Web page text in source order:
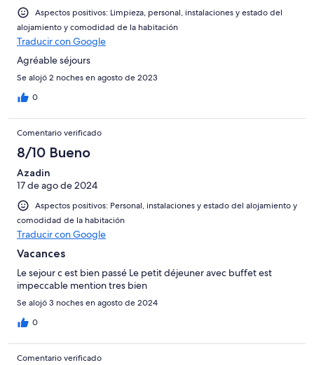
Aspectos positivos: Limpieza, personal, instalaciones y estado del
alojamiento y comodidad de la habitación
Traducir con Google
Agréable séjours
Se alojó 2 noches en agosto de 2023
0
Comentario verificado
8/10 Bueno
Azadin
17 de ago de 2024
Aspectos positivos: Personal, instalaciones y estado del alojamiento y
comodidad de la habitación
Traducir con Google
Vacances
Le sejour c est bien passé Le petit déjeuner avec buffet est
impeccable mention tres bien
Se alojó 3 noches en agosto de 2024
0
Comentario verificado